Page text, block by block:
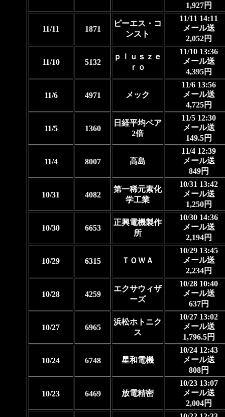
1,927円
11/11 1871
ピーエス・コ
ンスト
11/11 14:11
メール送
2,052円
11/10 5132
ｐｌｕｓｚｅ
ｒｏ
11/10 13:36
メール送
4,395円
11/6 4971 メック
11/6 13:56
メール送
4,725円
11/5 1360
日経平均ベア
2倍
11/5 12:30
メール送
149.5円
11/4 8007 高島
11/4 12:39
メール送
849円
10/31 4082
第一稀元素化
学工業
10/31 13:42
メール送
1,250円
10/30 6653
正興電機製作
所
10/30 14:36
メール送
2,194円
10/29 6315 ＴＯＷＡ
10/29 13:45
メール送
2,234円
10/28 4259
エクサウィザ
ーズ
10/28 10:40
メール送
637円
10/27 6965
浜松ホトニク
ス
10/27 13:02
メール送
1,796.5円
10/24 6748 星和電機
10/24 12:43
メール送
808円
10/23 6469 放電精密
10/23 13:07
メール送
2,004円